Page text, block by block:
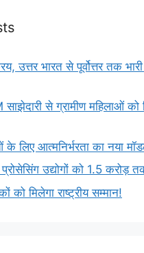
उत्तर भारत से पूर्वोत्तर तक भारी
से ग्रामीण महिलाओं को
के लिए आत्मनिर्भरता का नया
प्रोसेसिंग उद्योगों को 1.5 करोड़
को मिलेगा राष्ट्रीय सम्मान!